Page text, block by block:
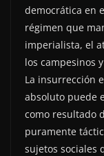
democrática en
régimen que
imperialista, el
los campesinos
La insurrección
absoluto puede
como resultado
puramente
sujetos sociales